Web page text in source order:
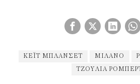
ΚΈΙΤ ΜΠΛΆΝΣΕΤ ΜΙΛΑΝΟ
ΤΖΟΎΛΙΑ